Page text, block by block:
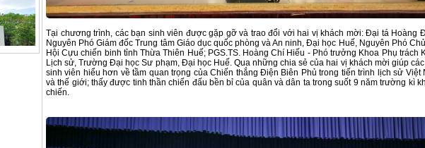
Tại chương trình, các bạn sinh viên được gặp gỡ và trao đổi với hai vị khách mời: Đại tá Hoàng
Nguyên Phó Giám đốc Trung tâm Giáo dục quốc phòng và An ninh, Đại học Huế, Nguyên Phó
Hội Cựu chiến binh tỉnh Thừa Thiên Huế; PGS.TS. Hoàng Chí Hiếu - Phó trưởng Khoa Phụ trách
Lịch sử, Trường Đại học Sư phạm, Đại học Huế. Qua những chia sẻ của hai vị khách mời giúp
sinh viên hiểu hơn về tầm quan trọng của Chiến thắng Điện Biên Phủ trong tiến trình lịch sử Việt
và thế giới; thấy được tinh thần chiến đấu bền bỉ của quân và dân ta trong suốt 9 năm trường kì
chiến.